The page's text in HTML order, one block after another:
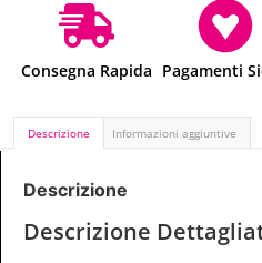
Consegna Rapida Pagamenti
Descrizione Informazioni aggiuntive
Descrizione
Descrizione